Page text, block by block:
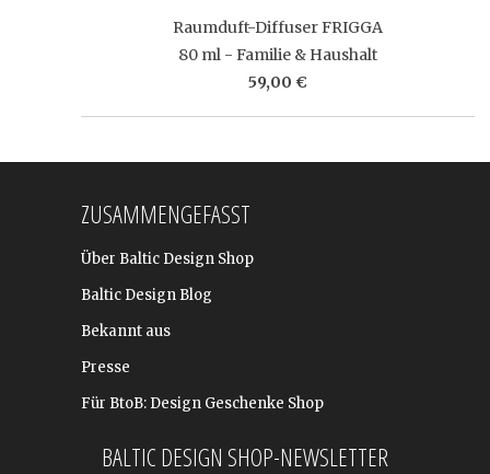
Raumduft-Diffuser FRIGGA
80 ml - Familie & Haushalt
59,00 €
ZUSAMMENGEFASST
Über Baltic Design Shop
Baltic Design Blog
Bekannt aus
Presse
Für BtoB: Design Geschenke Shop
BALTIC DESIGN SHOP-NEWSLETTER